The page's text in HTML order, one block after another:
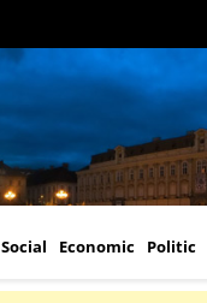
Social Economic Politic